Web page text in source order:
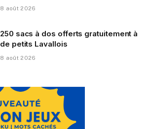
8 août 2026
250 sacs à dos offerts gratuitement à
de petits Lavallois
8 août 2026